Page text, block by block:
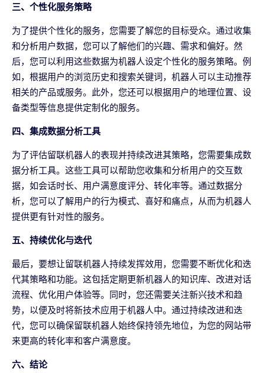
三、个性化服务策略
为了提供个性化的服务，您需要了解您的目标受众。通过收集
和分析用户数据，您可以了解他们的兴趣、需求和偏好。然
后，您可以利用这些数据为机器人设定个性化的服务策略。例
如，根据用户的浏览历史和搜索关键词，机器人可以主动推荐
相关的产品或服务。此外，您还可以根据用户的地理位置、设
备类型等信息提供定制化的服务。
四、集成数据分析工具
为了评估留联机器人的表现并持续改进其策略，您需要集成数
据分析工具。这些工具可以帮助您收集和分析用户的交互数
据，如会话时长、用户满意度评分、转化率等。通过数据分
析，您可以了解用户的行为模式、喜好和痛点，从而为机器人
提供更有针对性的服务。
五、持续优化与迭代
最后，要想让留联机器人持续发挥效用，您需要不断优化和迭
代其策略和功能。这包括定期更新机器人的知识库、改进对话
流程、优化用户体验等。同时，您还需要关注新兴技术和趋
势，以便及时将新技术应用于机器人中。通过持续改进和迭
代，您可以确保留联机器人始终保持领先地位，为您的网站带
来更高的转化率和客户满意度。
六、结论